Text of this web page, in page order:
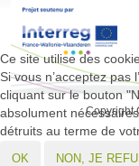
Copyright
Ce site utilise des
Si vous n’acceptez pas
cliquant sur le bouton
absolument
détruits au terme de
OK
NON, JE